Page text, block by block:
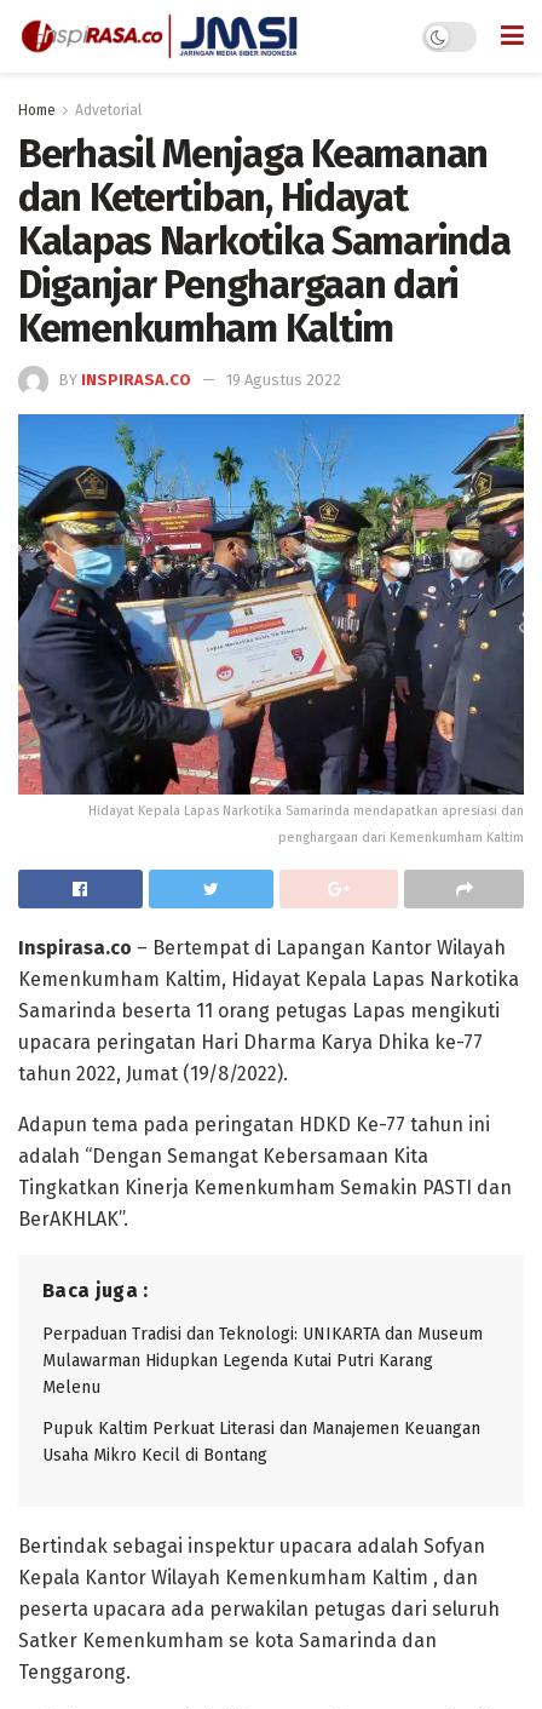
Home Advetorial
Berhasil Menjaga Keamanan
dan Ketertiban, Hidayat
Kalapas Narkotika Samarinda
Diganjar Penghargaan dari
Kemenkumham Kaltim
BY INSPIRASA.CO 19 Agustus 2022
Hidayat Kepala Lapas Narkotika Samarinda mendapatkan apresiasi dan
penghargaan dari Kemenkumham Kaltim
Inspirasa.co – Bertempat di Lapangan Kantor Wilayah
Kemenkumham Kaltim, Hidayat Kepala Lapas Narkotika
Samarinda beserta 11 orang petugas Lapas mengikuti
upacara peringatan Hari Dharma Karya Dhika ke-77
tahun 2022, Jumat (19/8/2022).
Adapun tema pada peringatan HDKD Ke-77 tahun ini
adalah “Dengan Semangat Kebersamaan Kita
Tingkatkan Kinerja Kemenkumham Semakin PASTI dan
BerAKHLAK”.
Baca juga :
Perpaduan Tradisi dan Teknologi: UNIKARTA dan Museum
Mulawarman Hidupkan Legenda Kutai Putri Karang
Melenu
Pupuk Kaltim Perkuat Literasi dan Manajemen Keuangan
Usaha Mikro Kecil di Bontang
Bertindak sebagai inspektur upacara adalah Sofyan
Kepala Kantor Wilayah Kemenkumham Kaltim , dan
peserta upacara ada perwakilan petugas dari seluruh
Satker Kemenkumham se kota Samarinda dan
Tenggarong.